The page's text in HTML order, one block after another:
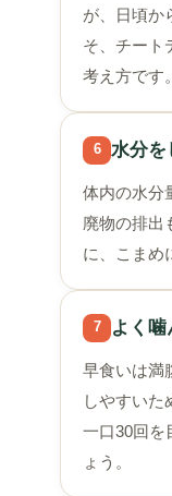
が、日頃か
そ、チート
考え方です。
6 水分を
体内の水分
廃物の排出
に、こまめ
7 よく
早食いは満
しやすいた
一口30回を
ょう。